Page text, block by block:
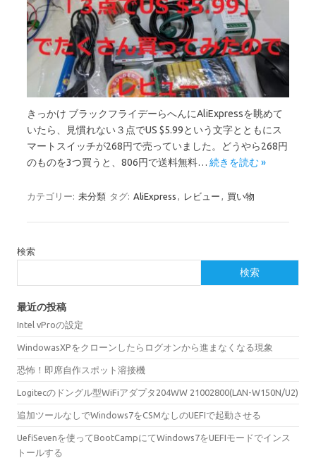
きっかけ ブラックフライデーらへんにAliExpressを眺めて
いたら、見慣れない３点でUS $5.99という文字とともにス
マートスイッチが268円で売っていました。どうやら268円
のものを3つ買うと、806円で送料無料… 続きを読む »
カテゴリー: 未分類 タグ: AliExpress , レビュー , 買い物
検索
検索
最近の投稿
Intel vProの設定
WindowasXPをクローンしたらログオンから進まなくなる現象
恐怖！即席自作スポット溶接機
Logitecのドングル型WiFiアダプタ204WW 21002800(LAN-W150N/U2)
追加ツールなしでWindows7をCSMなしのUEFIで起動させる
UefiSevenを使ってBootCampにてWindows7をUEFIモードでインス
トールする